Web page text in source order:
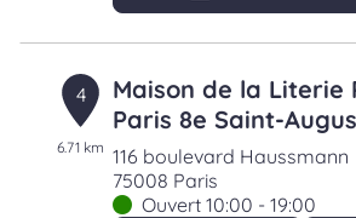
4
6.71 km
Maison de la Literie
Paris 8e Saint-
116 boulevard Haussmann
75008 Paris
Ouvert 10:00 - 19:00